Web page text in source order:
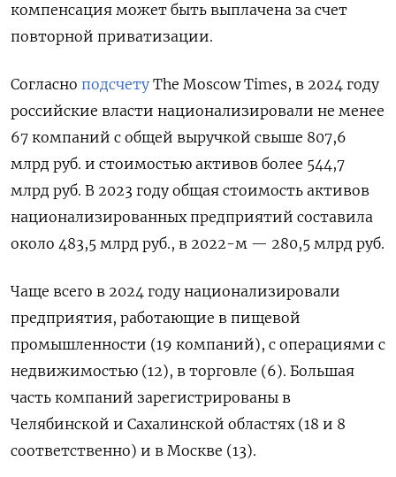
компенсация может быть выплачена за счет
повторной приватизации.
Согласно подсчету The Moscow Times, в 2024 году
российские власти национализировали не менее
67 компаний с общей выручкой свыше 807,6
млрд руб. и стоимостью активов более 544,7
млрд руб. В 2023 году общая стоимость активов
национализированных предприятий составила
около 483,5 млрд руб., в 2022-м — 280,5 млрд руб.
Чаще всего в 2024 году национализировали
предприятия, работающие в пищевой
промышленности (19 компаний), с операциями с
недвижимостью (12), в торговле (6). Большая
часть компаний зарегистрированы в
Челябинской и Сахалинской областях (18 и 8
соответственно) и в Москве (13).